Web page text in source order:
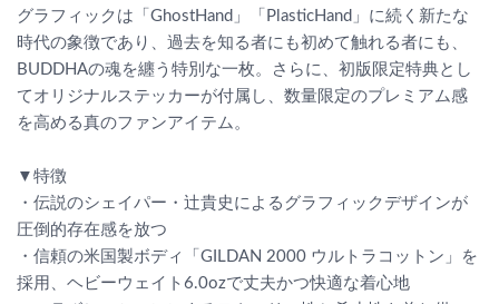
グラフィックは「GhostHand」「PlasticHand」に続く新たな
時代の象徴であり、過去を知る者にも初めて触れる者にも、
BUDDHAの魂を纏う特別な一枚。さらに、初版限定特典とし
てオリジナルステッカーが付属し、数量限定のプレミアム感
を高める真のファンアイテム。
▼特徴
・伝説のシェイパー・辻貴史によるグラフィックデザインが
圧倒的存在感を放つ
・信頼の米国製ボディ「GILDAN 2000 ウルトラコットン」を
採用、ヘビーウェイト6.0ozで丈夫かつ快適な着心地